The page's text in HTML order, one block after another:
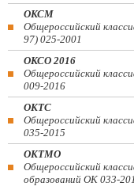
ОКСМ
Общероссийский
97) 025-2001
ОКСО 2016
Общероссийский
009-2016
ОКТС
Общероссийский
035-2015
ОКТМО
Общероссийский
образований ОК 033-